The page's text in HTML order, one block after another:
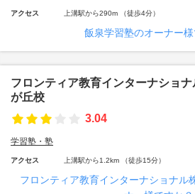
アクセス 上溝駅から290m （徒歩4分）
飯泉学習塾のオーナー様
フロンティア教育インターナショ
が丘校
3.04
学習塾・塾
アクセス 上溝駅から1.2km （徒歩15分）
フロンティア教育インターナショナル